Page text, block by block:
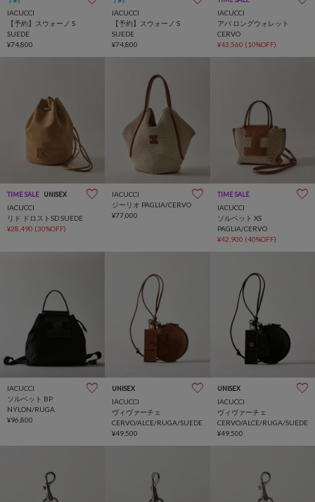
IACUCCI
【予約】スウォーノ S
SUEDE
¥74,800
IACUCCI
【予約】スウォーノ S
SUEDE
¥74,800
IACUCCI
アバ ロングウォレット
CERVO
¥43,560 (10%OFF)
TIME SALE UNISEX
IACUCCI
リド ドロストSD SUEDE
¥28,490 (30%OFF)
IACUCCI
ジーリオ PAGLIA/CERVO
¥77,000
TIME SALE
IACUCCI
ソルベット XS
PAGLIA/CERVO
¥42,900 (40%OFF)
IACUCCI
ソルベット BP
NYLON/RUGA
¥96,800
UNISEX
IACUCCI
ヴィヴァーチェ
CERVO/ALCE/RUGA/SUEDE
¥49,500
UNISEX
IACUCCI
ヴィヴァーチェ
CERVO/ALCE/RUGA/SUEDE
¥49,500